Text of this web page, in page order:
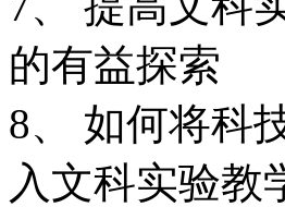
的有益探索
8、 如何将科
入文科实验教